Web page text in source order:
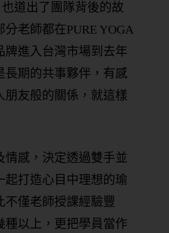
道出了團隊背後的故
老師都在PURE YOGA
牌進入台灣市場到去年
長期的共事夥伴，有感
朋友般的關係，就這樣
情感，決定透過雙手並
起打造心目中理想的瑜
不僅老師授課經驗豐
種以上，更把學員當作